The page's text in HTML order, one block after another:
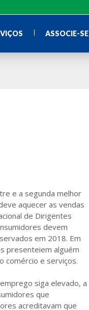
ASSOCIE-SE
e a segunda melhor
aquecer as vendas
de Dirigentes
devem
em 2018. Em
presenteiem alguém
comércio e serviços.
siga elevado, a
que
acreditavam que